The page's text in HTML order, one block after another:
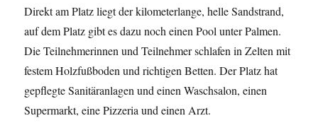
Direkt am Platz liegt der kilometerlange, helle Sandstrand,
auf dem Platz gibt es dazu noch einen Pool unter Palmen.
Die Teilnehmerinnen und Teilnehmer schlafen in Zelten mit
festem Holzfußboden und richtigen Betten. Der Platz hat
gepflegte Sanitäranlagen und einen Waschsalon, einen
Supermarkt, eine Pizzeria und einen Arzt.